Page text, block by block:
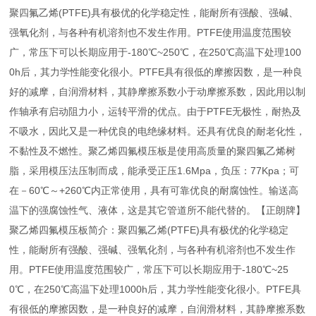
聚四氟乙烯(PTFE)具有极优的化学稳定性，能耐所有强酸、强碱、
强氧化剂，与各种有机溶剂也不发生作用。PTFE使用温度范围较
广，常压下可以长期应用于-180℃~250℃，在250℃高温下处理100
0h后，其力学性能变化很小。PTFE具有很低的摩擦因数，是一种良
好的减摩，自润滑材料，其静摩擦系数小于动摩擦系数，因此用以制
作轴承有启动阻力小，运转平滑的优点。由于PTFE无极性，耐热及
不吸水，因此又是一种优良的电绝缘材料。还具有优良的耐老化性，
不黏性及不燃性。聚乙烯四氟模压板是使用高质量的聚四氟乙烯树
脂，采用模压法压制而成，能承受正压1.6Mpa，负压：77Kpa；可
在－60℃～+260℃内正常使用，具有可靠优良的耐腐蚀性。输送高
温下的强腐蚀性气、液体，这是其它管道所不能代替的。【正朗牌】
聚乙烯四氟模压板简介：聚四氟乙烯(PTFE)具有极优的化学稳定
性，能耐所有强酸、强碱、强氧化剂，与各种有机溶剂也不发生作
用。PTFE使用温度范围较广，常压下可以长期应用于-180℃~25
0℃，在250℃高温下处理1000h后，其力学性能变化很小。PTFE具
有很低的摩擦因数，是一种良好的减摩，自润滑材料，其静摩擦系数